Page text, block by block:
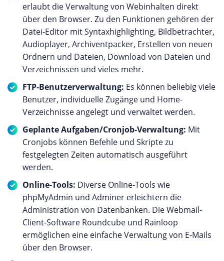
erlaubt die Verwaltung von Webinhalten direkt
über den Browser. Zu den Funktionen gehören der
Datei-Editor mit Syntaxhighlighting, Bildbetrachter,
Audioplayer, Archiventpacker, Erstellen von neuen
Ordnern und Dateien, Download von Dateien und
Verzeichnissen und vieles mehr.
FTP-Benutzerverwaltung: Es können beliebig viele
Benutzer, individuelle Zugänge und Home-
Verzeichnisse angelegt und verwaltet werden.
Geplante Aufgaben/Cronjob-Verwaltung: Mit
Cronjobs können Befehle und Skripte zu
festgelegten Zeiten automatisch ausgeführt
werden.
Online-Tools: Diverse Online-Tools wie
phpMyAdmin und Adminer erleichtern die
Administration von Datenbanken. Die Webmail-
Client-Software Roundcube und Rainloop
ermöglichen eine einfache Verwaltung von E-Mails
über den Browser.